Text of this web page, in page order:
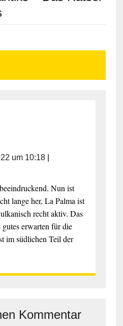
um 10:18|
Nun ist
lange her, La Palma ist
recht aktiv. Das
erwarten für die
im südlichen Teil der
Kommentar